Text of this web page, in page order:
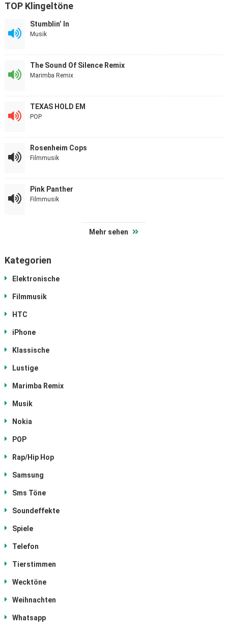
TOP Klingeltöne
Stumblin’ In
Musik
The Sound Of Silence Remix
Marimba Remix
TEXAS HOLD EM
POP
Rosenheim Cops
Filmmusik
Pink Panther
Filmmusik
Mehr sehen
Kategorien
Elektronische
Filmmusik
HTC
iPhone
Klassische
Lustige
Marimba Remix
Musik
Nokia
POP
Rap/Hip Hop
Samsung
Sms Töne
Soundeffekte
Spiele
Telefon
Tierstimmen
Wecktöne
Weihnachten
Whatsapp